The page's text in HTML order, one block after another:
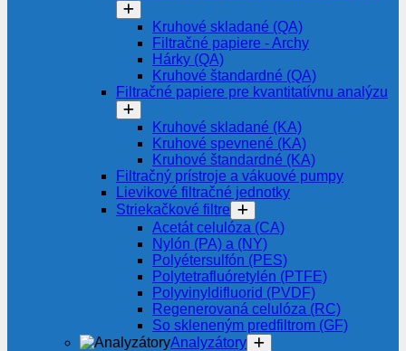
Kruhové skladané (QA)
Filtračné papiere - Archy
Hárky (QA)
Kruhové štandardné (QA)
Filtračné papiere pre kvantitatívnu analýzu
Kruhové skladané (KA)
Kruhové spevnené (KA)
Kruhové štandardné (KA)
Filtračný prístroje a vákuové pumpy
Lievikové filtračné jednotky
Striekačkové filtre
Acetát celulóza (CA)
Nylón (PA) a (NY)
Polyétersulfón (PES)
Polytetrafluóretylén (PTFE)
Polyvinyldifluorid (PVDF)
Regenerovaná celulóza (RC)
So skleneným predfiltrom (GF)
Analyzátory